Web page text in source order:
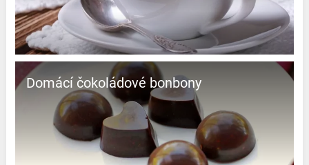
Domácí čokoládové bonbony